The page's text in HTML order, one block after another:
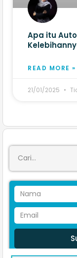
Apa itu
READ MORE »
21/01/2025